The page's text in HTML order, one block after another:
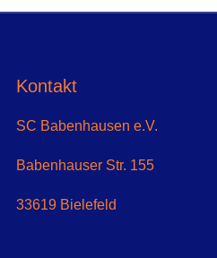
Kontakt
SC Babenhausen e.V.
Babenhauser Str. 155
33619 Bielefeld